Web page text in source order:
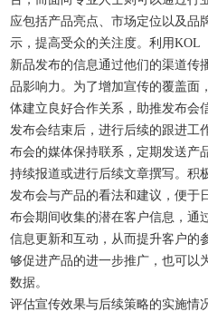
应包括产品亮点、市场定位以及品
示，提高受众的关注度。利用KOL
新品发布的信息通过他们的渠道传
品影响力。为了增加宣传的覆盖面
体建立良好合作关系，助推发布会
发布会结束后，进行后续的跟进工
布会的媒体保持联系，定期发送产
持续报道或进行后续文章撰写。积
发布会与产品的看法和建议，便于
布会期间收集的潜在客户信息，通
信息更新和互动，从而提升客户的
够促进产品的进一步推广，也可以
数据。
评估宣传效果与后续策略的实施情